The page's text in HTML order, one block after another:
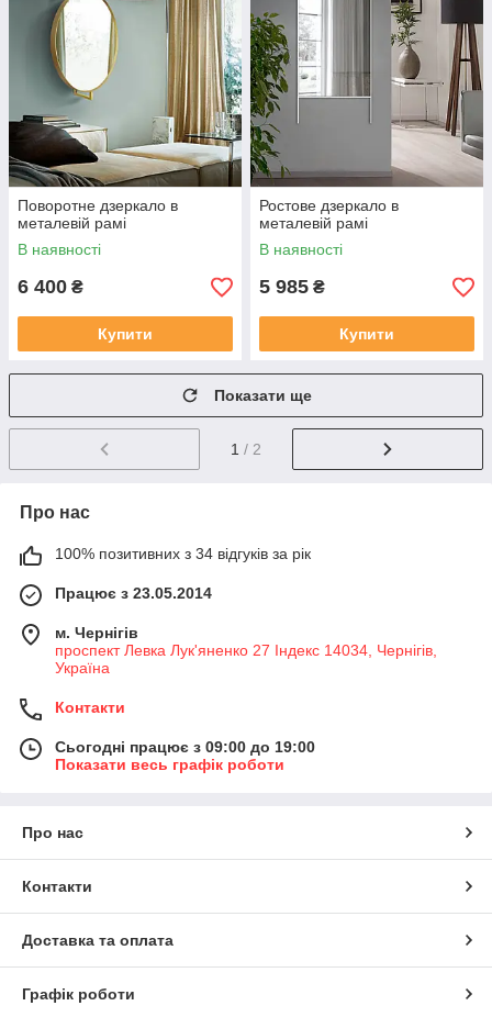
Поворотне дзеркало в
металевій рамі
В наявності
6 400 ₴
Купити
Ростове дзеркало в
металевій рамі
В наявності
5 985 ₴
Купити
Показати ще
1 / 2
Про нас
100% позитивних з 34 відгуків за рік
Працює з 23.05.2014
м. Чернігів
проспект Левка Лук'яненко 27 Індекс 14034, Чернігів,
Україна
Контакти
Сьогодні працює з 09:00 до 19:00
Показати весь графік роботи
Про нас
Контакти
Доставка та оплата
Графік роботи